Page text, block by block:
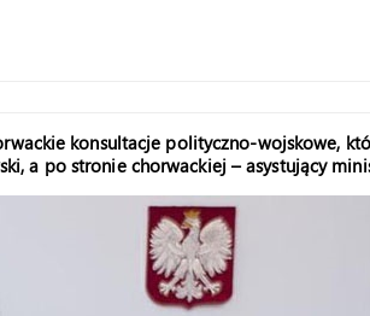
konsultacje polityczno-wojskowe,
a po stronie chorwackiej – asystujący